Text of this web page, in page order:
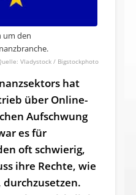
um den
Vladystock / Bigstockphoto
hat
über Online-
Aufschwung
es für
oft schwierig,
ihre Rechte, wie